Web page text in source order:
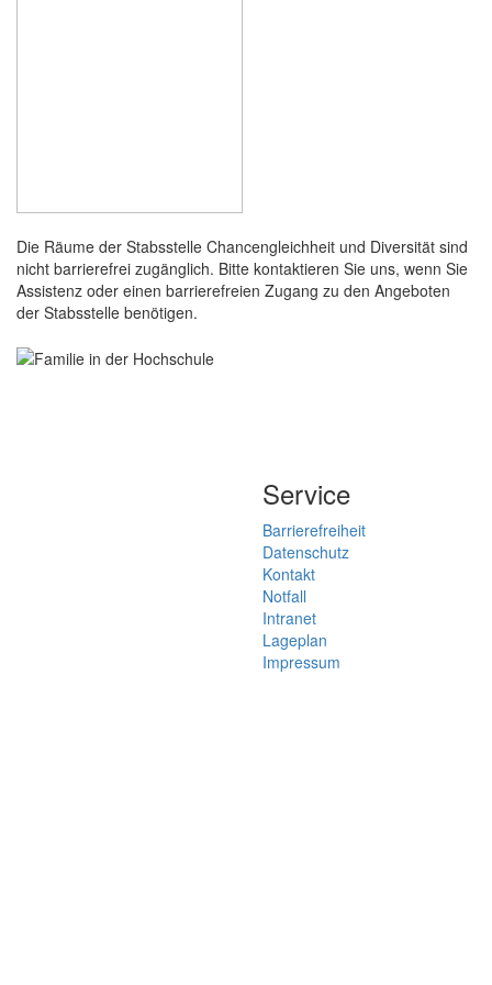
Die Räume der Stabsstelle Chancengleichheit und Diversität sind
nicht barrierefrei zugänglich. Bitte kontaktieren Sie uns, wenn Sie
Assistenz oder einen barrierefreien Zugang zu den Angeboten
der Stabsstelle benötigen.
Service
Barrierefreiheit
Datenschutz
Kontakt
Notfall
Intranet
Lageplan
Impressum